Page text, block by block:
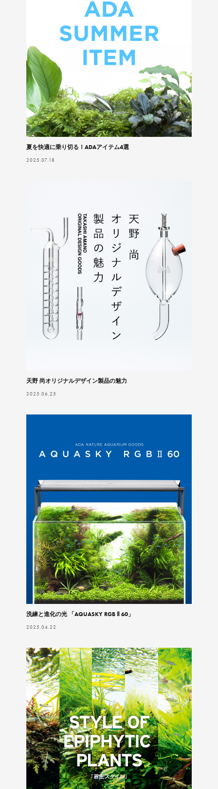
夏を快適に乗り切る！ADAアイテム4選
2025.07.18
天野 尚オリジナルデザイン製品の魅力
2025.06.25
洗練と進化の光 「AQUASKY RGB Ⅱ 60」
2025.04.22